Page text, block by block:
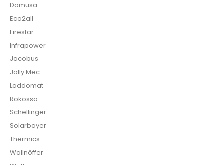
Domusa
Eco2all
Firestar
Infrapower
Jacobus
Jolly Mec
Laddomat
Rokossa
Schellinger
Solarbayer
Thermics
Wallnöffer